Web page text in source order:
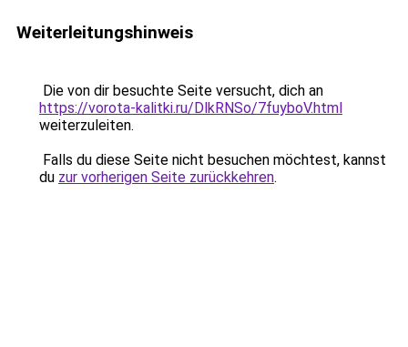
Weiterleitungshinweis
Die von dir besuchte Seite versucht, dich an
https://vorota-kalitki.ru/DlkRNSo/7fuyboV.html
weiterzuleiten.
Falls du diese Seite nicht besuchen möchtest, kannst
du zur vorherigen Seite zurückkehren.